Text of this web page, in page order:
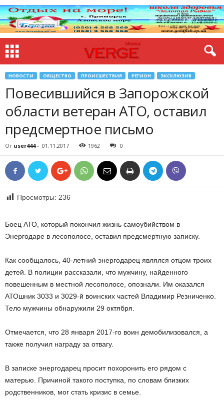
НОВОСТИ ОБЩЕСТВО ПРОИСШЕСТВИЯ РЕГИОН ЭКСКЛЮЗИВ
Повесившийся в Запорожской
области ветеран АТО, оставил
предсмертное письмо
От user444- 01.11.2017 1962 0
Просмотры: 236
Боец АТО, который покончил жизнь самоубийством в
Энергодаре в лесополосе, оставил предсмертную записку.
Как сообщалось, 40-летний энергодарец являлся отцом троих
детей. В полиции рассказали, что мужчину, найденного
повешенным в местной лесополосе, опознали. Им оказался
АТОшник 3033 и 3029-й воинских частей Владимир Резниченко.
Тело мужчины обнаружили 29 октября.
Отмечается, что 28 января 2017-го воин демобилизовался, а
также получил награду за отвагу.
В записке энергодарец просит похоронить его рядом с
матерью. Причиной такого поступка, по словам близких
родственников, мог стать кризис в семье.